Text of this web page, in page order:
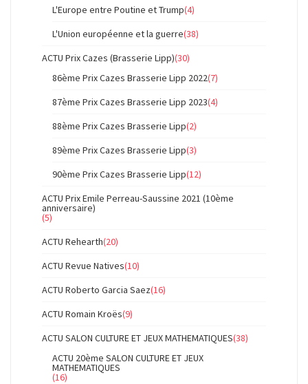
L'Europe entre Poutine et Trump(4)
L'Union européenne et la guerre(38)
ACTU Prix Cazes (Brasserie Lipp)(30)
86ème Prix Cazes Brasserie Lipp 2022(7)
87ème Prix Cazes Brasserie Lipp 2023(4)
88ème Prix Cazes Brasserie Lipp(2)
89ème Prix Cazes Brasserie Lipp(3)
90ème Prix Cazes Brasserie Lipp(12)
ACTU Prix Emile Perreau-Saussine 2021 (10ème
anniversaire)
(5)
ACTU Rehearth(20)
ACTU Revue Natives(10)
ACTU Roberto Garcia Saez(16)
ACTU Romain Kroës(9)
ACTU SALON CULTURE ET JEUX MATHEMATIQUES(38)
ACTU 20ème SALON CULTURE ET JEUX
MATHEMATIQUES
(16)